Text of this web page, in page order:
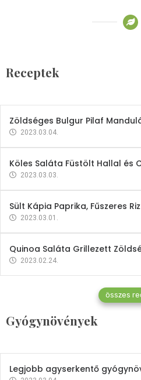
Receptek
2023.03.06.
Zöldséges Bulgur Pilaf
2023.03.04.
Köles Saláta Füstölt Hallal és
2023.03.03.
Sült Kápia Paprika, Fűszeres
2023.03.01.
Quinoa Saláta Grillezett
2023.02.24.
összes
Gyógynövények
Gyógynövények
Mindent a
2023.12.21.
Legjobb agyserkentő